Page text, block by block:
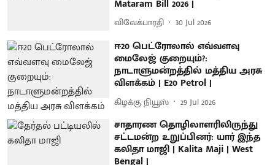
Mataram Bill 2026 |
விவேக்பாரதி 30 Jul 2026
ஈ20 பெட்ரோலால் எவ்வளவு
மைலேஜ் குறையும்?:
நாடாளுமன்றத்தில் மத்திய அரசு
விளக்கம் | E20 Petrol |
கிழக்கு நியூஸ் 29 Jul 2026
சாதாரண தொழிலாளரிலிருந்து
சட்டமன்ற உறுப்பினர்: யார் இந்த
கலிதா மாஜி | Kalita Maji | West
Bengal |